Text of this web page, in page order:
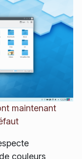
maintenant
couleurs